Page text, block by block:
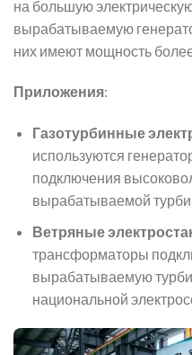
на большую
вырабатываемую
них имеют мощность
Приложения:
Газотурбинные
используются
подключения
вырабатываемой
Ветряные
трансформаторы
вырабатываемую
национальной